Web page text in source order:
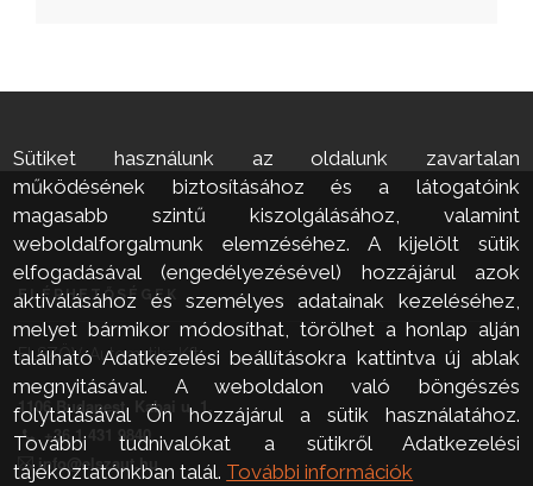
ELÉRHETŐSÉGEK
ELSZÖV-Automatika Kft.
1106 Budapest, Kabai u. 1.
+36 1 431 9840
info@elszaut.hu
Sütiket használunk az oldalunk zavartalan
működésének biztosításához és a látogatóink
magasabb szintű kiszolgálásához, valamint
weboldalforgalmunk elemzéséhez. A kijelölt sütik
elfogadásával (engedélyezésével) hozzájárul azok
aktiválásához és személyes adatainak kezeléséhez,
melyet bármikor módosíthat, törölhet a honlap alján
található Adatkezelési beállításokra kattintva új ablak
megnyitásával. A weboldalon való böngészés
folytatásával Ön hozzájárul a sütik használatához.
További tudnivalókat a sütikről Adatkezelési
tájékoztatónkban talál. További információk